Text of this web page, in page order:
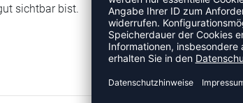
sichtbar bist.